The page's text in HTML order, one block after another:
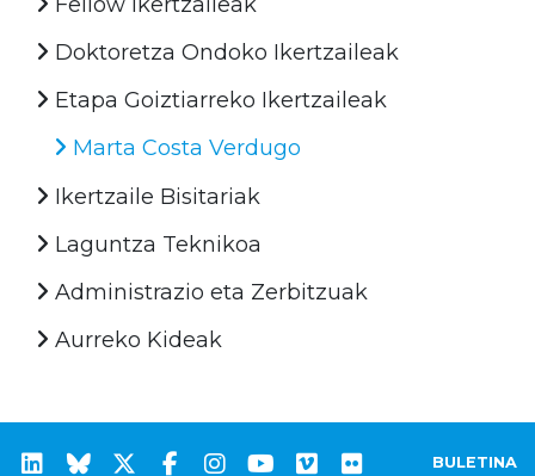
Doktoretza Ondoko Ikertzaileak
Etapa Goiztiarreko Ikertzaileak
Marta Costa Verdugo
Ikertzaile Bisitariak
Laguntza Teknikoa
Administrazio eta Zerbitzuak
Aurreko Kideak
BULETINA